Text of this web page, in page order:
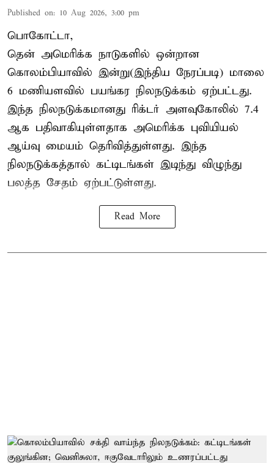
Published on: 10 Aug 2026, 3:00 pm
பொகோட்டா,
தென் அமெரிக்க நாடுகளில் ஒன்றான
கொலம்பியாவில் இன்று(இந்திய நேரப்படி) மாலை
6 மணியளவில் பயங்கர நிலநடுக்கம் ஏற்பட்டது.
இந்த நிலநடுக்கமானது ரிக்டர் அளவுகோலில் 7.4
ஆக பதிவாகியுள்ளதாக அமெரிக்க புவியியல்
ஆய்வு மையம் தெரிவித்துள்ளது. இந்த
நிலநடுக்கத்தால் கட்டிடங்கள் இடிந்து விழுந்து
பலத்த சேதம் ஏற்பட்டுள்ளது.
Read More